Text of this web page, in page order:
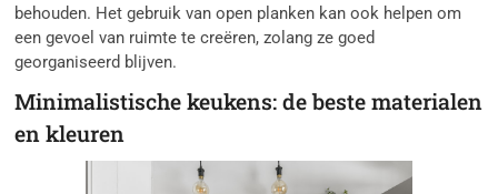
behouden. Het gebruik van open planken kan ook helpen om
een gevoel van ruimte te creëren, zolang ze goed
georganiseerd blijven.
Minimalistische keukens: de beste materialen
en kleuren